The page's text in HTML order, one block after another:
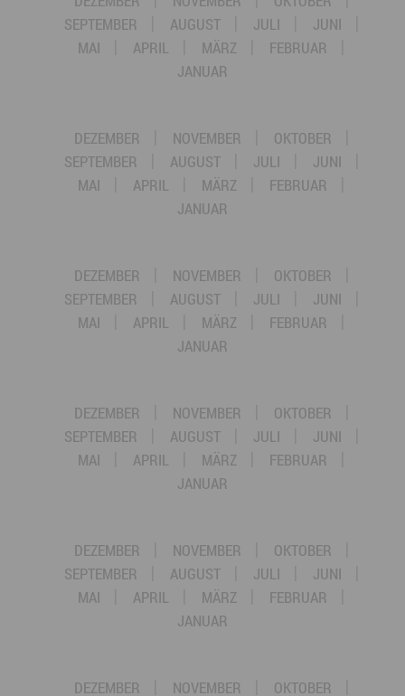
SEPTEMBER
AUGUST JULI
JUNI
MAI
APRIL MÄRZ
FEBRUAR
JANUAR
DEZEMBER NOVEMBER
OKTOBER
SEPTEMBER
AUGUST JULI
JUNI
MAI
APRIL MÄRZ
FEBRUAR
JANUAR
DEZEMBER NOVEMBER
OKTOBER
SEPTEMBER
AUGUST JULI
JUNI
MAI
APRIL MÄRZ
FEBRUAR
JANUAR
DEZEMBER NOVEMBER
OKTOBER
SEPTEMBER
AUGUST JULI
JUNI
MAI
APRIL MÄRZ
FEBRUAR
JANUAR
DEZEMBER NOVEMBER
OKTOBER
SEPTEMBER
AUGUST JULI
JUNI
MAI
APRIL MÄRZ
FEBRUAR
JANUAR
DEZEMBER NOVEMBER OKTOBER